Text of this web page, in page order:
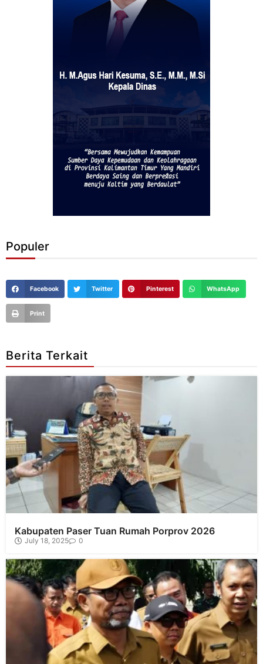
Populer
Facebook Twitter Pinterest WhatsApp
Print
Berita Terkait
Kabupaten Paser Tuan Rumah Porprov 2026
July 18, 2025 0